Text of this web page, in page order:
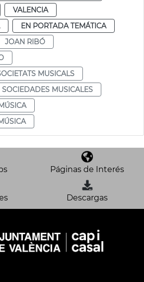
VALENCIA
EN PORTADA TEMÁTICA
JOAN RIBÓ
MUSICALS
MUSICALES
Páginas de Interés
Descargas